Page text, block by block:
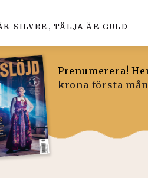
SILVER, TÄLJA ÄR GULD
Prenumerera!
krona första